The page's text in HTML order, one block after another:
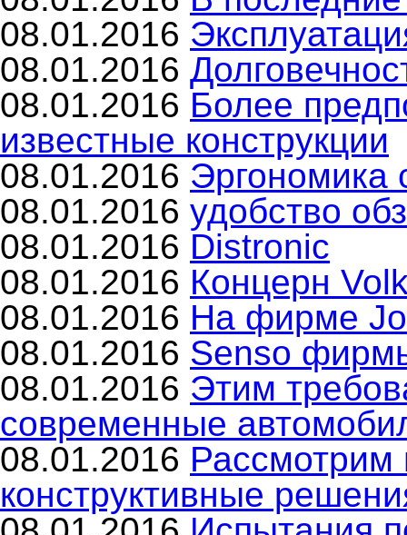
08.01.2016
08.01.2016
08.01.2016 Более
известные конструкции
08.01.2016 Эргономика
08.01.2016 удобство
08.01.2016 Distronic
08.01.2016 Концерн
08.01.2016 На фирме
08.01.2016 Senso
08.01.2016 Этим
современные
08.01.2016 Рассмотрим
конструктивные